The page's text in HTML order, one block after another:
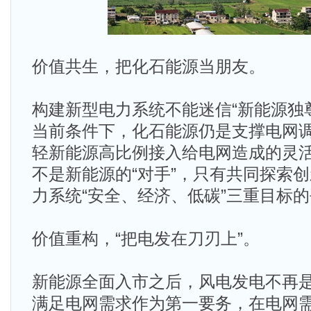
价值共生，把化石能源当朋友。
构建新型电力系统不能迷信“新能源独
当前条件下，化石能源仍是支撑电网
轻新能源高比例接入给电网造成的灵
不是新能源的“对手”，只有共同探索
力系统“安全、经济、低碳”三重目标
价值重构，“把电发在刀刃上”。
新能源全面入市之后，风电发电不再
满足电网需求作为第一要务，在电网